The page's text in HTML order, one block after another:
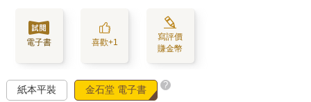
電子書 喜歡+1
寫評價
賺金幣
紙本平裝 金石堂 電子書 ?